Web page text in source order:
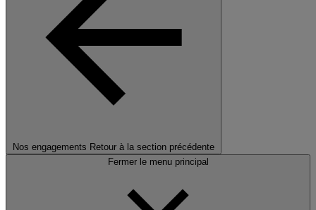
Nos engagements Retour à la section précédente
Fermer le menu principal